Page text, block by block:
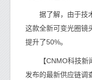
据了解，由于技术
这款全新可变光圈镜
提升了50%。
【CNMO科技新闻
发布的最新供应链调